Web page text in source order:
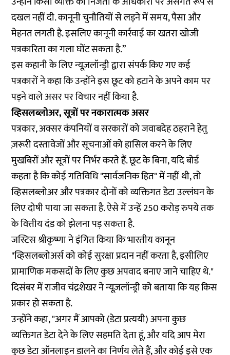
दखल नहीं दी. कानूनी चुनौतियों से लड़ने में समय, पैसा और
मेहनत लगती है. इसलिए कानूनी कार्रवाई का खतरा खोजी
पत्रकारिता का गला घोंट सकता है.”
इस कहानी के लिए न्यूज़लॉन्ड्री द्वारा संपर्क किए गए कई
पत्रकारों ने कहा कि उन्होंने इस छूट को हटाने के अपने काम पर
पड़ने वाले असर पर विचार नहीं किया है.
व्हिसलब्लोअर, सूत्रों पर नकारात्मक असर
पत्रकार, अक्सर कंपनियों व सरकारों को जवाबदेह ठहराने हेतु
ज़रूरी दस्तावेजों और सूचनाओं को हासिल करने के लिए
मुखबिरों और सूत्रों पर निर्भर करते हैं. छूट के बिना, यदि बोर्ड
कहता है कि कोई गतिविधि "सार्वजनिक हित" में नहीं थी, तो
व्हिसलब्लोअर और पत्रकार दोनों को व्यक्तिगत डेटा उल्लंघन के
लिए दोषी पाया जा सकता है. ऐसे में उन्हें 250 करोड़ रुपये तक
के वित्तीय दंड को झेलना पड़ सकता है.
जस्टिस श्रीकृष्णा ने इंगित किया कि भारतीय कानून
"व्हिसलब्लोअर्स को कोई सुरक्षा प्रदान नहीं करता है, इसीलिए
प्रामाणिक मकसदों के लिए कुछ अपवाद बनाए जाने चाहिए थे."
दिसंबर में राजीव चंद्रशेखर ने न्यूज़लॉन्ड्री को बताया कि यह किस
प्रकार हो सकता है.
उन्होंने कहा, "अगर मैं आपको (डेटा प्रत्ययी) अपना कुछ
व्यक्तिगत डेटा देने के लिए सहमति देता हूं, और यदि आप मेरा
कुछ डेटा ऑनलाइन डालने का निर्णय लेते हैं, और कोई इसे एक